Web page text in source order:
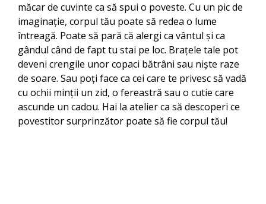
măcar de cuvinte ca să spui o poveste. Cu un pic de
imaginație, corpul tău poate să redea o lume
întreagă. Poate să pară că alergi ca vântul și ca
gândul când de fapt tu stai pe loc. Brațele tale pot
deveni crengile unor copaci bătrâni sau niște raze
de soare. Sau poți face ca cei care te privesc să vadă
cu ochii minții un zid, o fereastră sau o cutie care
ascunde un cadou. Hai la atelier ca să descoperi ce
povestitor surprinzător poate să fie corpul tău!